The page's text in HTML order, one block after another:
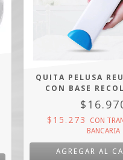
QUITA PELUSA
CON BASE
$15.273 CON
BANCARIA
AGREGAR AL